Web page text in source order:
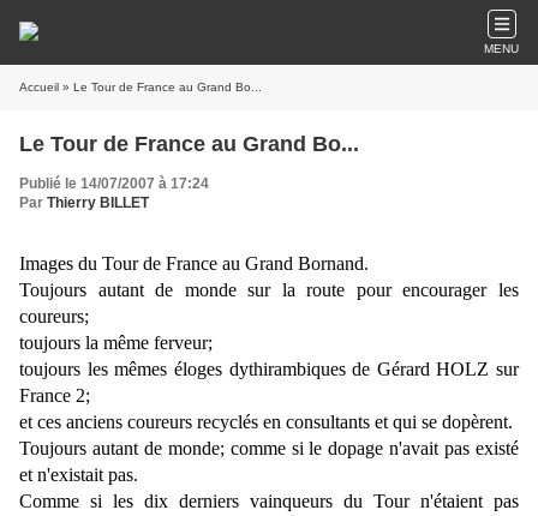
MENU
Accueil » Le Tour de France au Grand Bo...
Le Tour de France au Grand Bo...
Publié le 14/07/2007 à 17:24
Par Thierry BILLET
Images du Tour de France au Grand Bornand.
Toujours autant de monde sur la route pour encourager les
coureurs;
toujours la même ferveur;
toujours les mêmes éloges dythirambiques de Gérard HOLZ sur
France 2;
et ces anciens coureurs recyclés en consultants et qui se dopèrent.
Toujours autant de monde; comme si le dopage n'avait pas existé
et n'existait pas.
Comme si les dix derniers vainqueurs du Tour n'étaient pas